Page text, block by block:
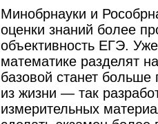
Минобрнауки и
оценки знаний более
объективность ЕГЭ.
математике разделят
базовой станет больше
из жизни — так
измерительных